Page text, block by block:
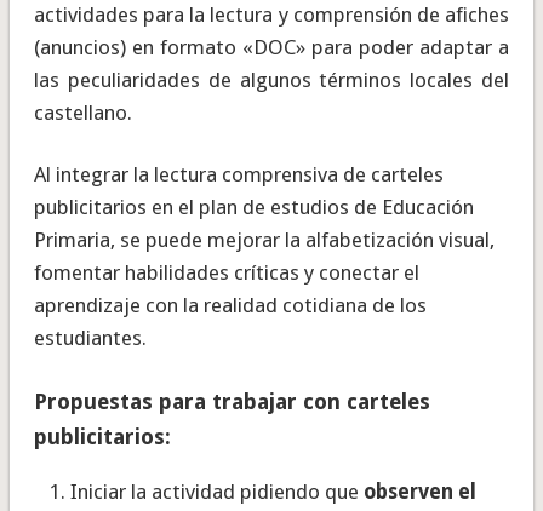
actividades para la lectura y comprensión de afiches
(anuncios) en formato «DOC» para poder adaptar a
las peculiaridades de algunos términos locales del
castellano.
Al integrar la lectura comprensiva de carteles
publicitarios en el plan de estudios de Educación
Primaria, se puede mejorar la alfabetización visual,
fomentar habilidades críticas y conectar el
aprendizaje con la realidad cotidiana de los
estudiantes.
Propuestas para trabajar con carteles
publicitarios:
Iniciar la actividad pidiendo que observen el